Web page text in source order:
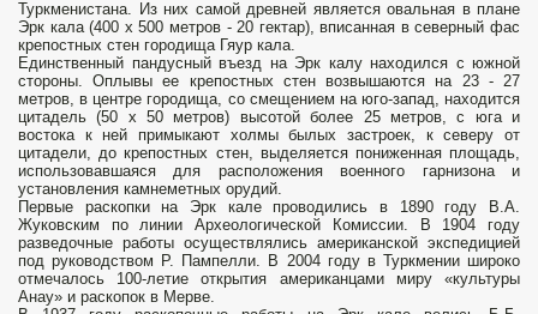
Туркменистана. Из них самой древней является овальная в плане
Эрк кала (400 x 500 метров - 20 гектар), вписанная в северный фас
крепостных стен городища Гяур кала.
Единственный пандусный въезд на Эрк калу находился с южной
стороны. Оплывы ее крепостных стен возвышаются на 23 - 27
метров, в центре городища, со смещением на юго-запад, находится
цитадель (50 x 50 метров) высотой более 25 метров, с юга и
востока к ней примыкают холмы былых застроек, к северу от
цитадели, до крепостных стен, выделяется пониженная площадь,
использовавшаяся для расположения военного гарнизона и
установления камнеметных орудий.
Первые раскопки на Эрк кале проводились в 1890 году В.А.
Жуковским по линии Археологической Комиссии. В 1904 году
разведочные работы осуществлялись американской экспедицией
под руководством Р. Пампелли. В 2004 году в Туркмении широко
отмечалось 100-летие открытия американцами миру «культуры
Анау» и раскопок в Мерве.